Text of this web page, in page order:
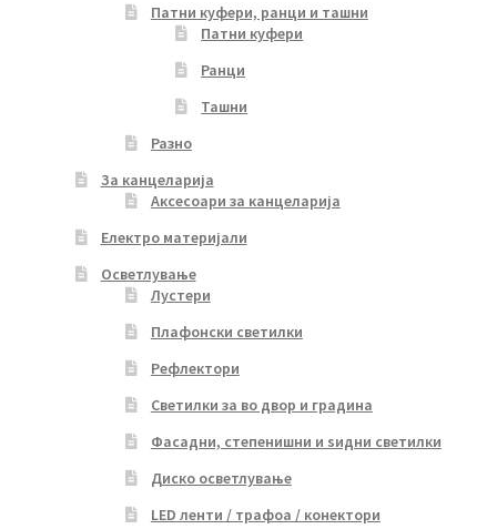
Патни куфери, ранци и ташни
Патни куфери
Ранци
Ташни
Разно
За канцеларија
Аксесоари за канцеларија
Електро материјали
Осветлување
Лустери
Плафонски светилки
Рефлектори
Светилки за во двор и градина
Фасадни, степенишни и ѕидни светилки
Диско осветлување
LED ленти / трафоа / конектори